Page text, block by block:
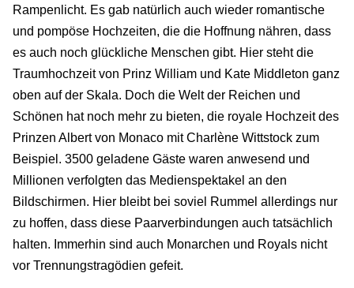
Rampenlicht. Es gab natürlich auch wieder romantische
und pompöse Hochzeiten, die die Hoffnung nähren, dass
es auch noch glückliche Menschen gibt. Hier steht die
Traumhochzeit von Prinz William und Kate Middleton ganz
oben auf der Skala. Doch die Welt der Reichen und
Schönen hat noch mehr zu bieten, die royale Hochzeit des
Prinzen Albert von Monaco mit Charlène Wittstock zum
Beispiel. 3500 geladene Gäste waren anwesend und
Millionen verfolgten das Medienspektakel an den
Bildschirmen. Hier bleibt bei soviel Rummel allerdings nur
zu hoffen, dass diese Paarverbindungen auch tatsächlich
halten. Immerhin sind auch Monarchen und Royals nicht
vor Trennungstragödien gefeit.